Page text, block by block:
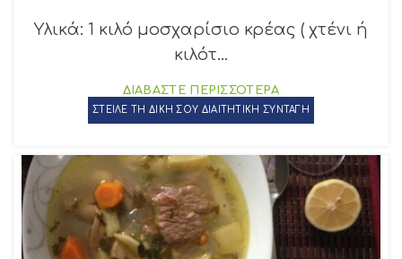
Υλικά: 1 κιλό μοσχαρίσιο κρέας ( χτένι ή
κιλότ...
ΔΙΑΒΑΣΤΕ ΠΕΡΙΣΣΟΤΕΡΑ
ΣΤΕΙΛΕ ΤΗ ΔΙΚΗ ΣΟΥ ΔΙΑΙΤΗΤΙΚΗ ΣΥΝΤΑΓΗ